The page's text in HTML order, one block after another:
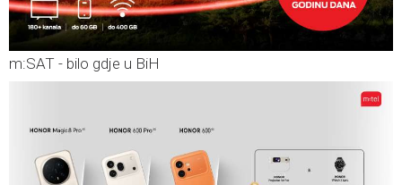
m:SAT - bilo gdje u BiH